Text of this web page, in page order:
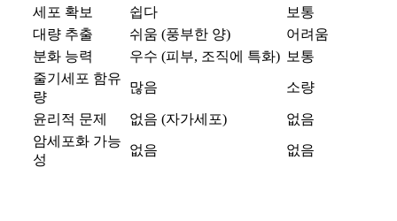
세포 확보
쉽다
보통
대량 추출
쉬움 (풍부한 양)
어려움
분화 능력
우수 (피부, 조직에 특화) 보통
줄기세포 함유
량
많음 소량
윤리적 문제 없음 (자가세포)
없음
암세포화 가능
성
없음 없음